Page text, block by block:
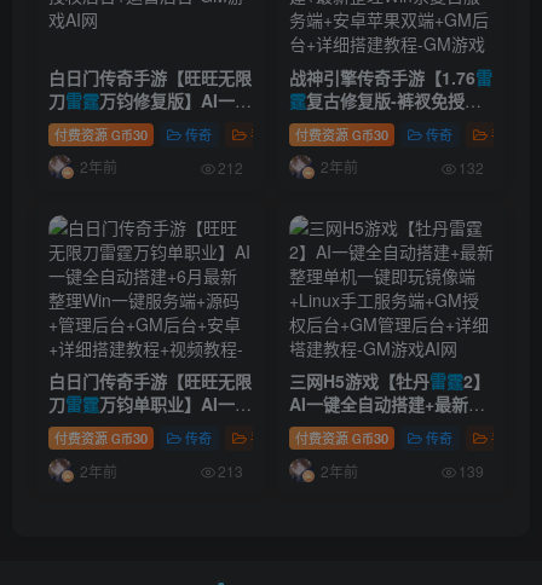
白日门传奇手游【旺旺无限
刀雷霆万钧修复版】AI一键
全自动搭建+安卓+GM授权
后台+运营后台
付费资源 G币30 传奇 手游资源
2年前 212
战神引擎传奇手游【1.76雷
霆复古修复版-裤衩免授
权】AI一键全自动搭建+最
新整理Win系复古服务端
+安卓苹果双端+GM后台
付费资源 G币30 传奇 手游资
2年前 132
白日门传奇手游【旺旺无限
刀雷霆万钧单职业】AI一键
全自动搭建+6月最新整理
Win一键服务端+源码+管理
后台+GM后台+安卓+详细
付费资源 G币30 传奇 手游资源
2年前 213
三网H5游戏【牡丹雷霆2】
AI一键全自动搭建+最新整
理单机一键即玩镜像端
+Linux手工服务端+GM授
权后台+GM管理后台+详细
付费资源 G币30 传奇 手游资
2年前 139